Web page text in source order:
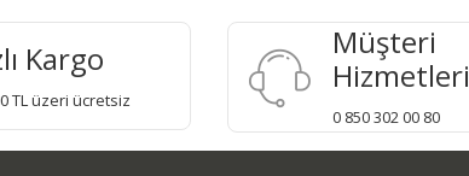
Kargo
TL üzeri ücretsiz
Müşteri
Hizmetleri
0 850 302 00 80